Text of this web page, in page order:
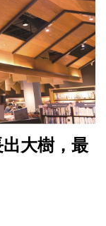
大樹，最